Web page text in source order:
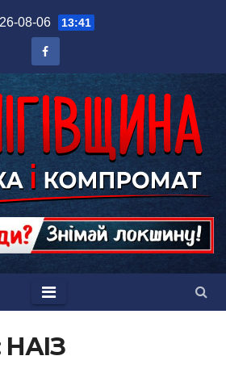
08-06 13:41
НАІЗ